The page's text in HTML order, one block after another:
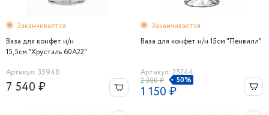
Заканчивается
Ваза для конфет н/н
15,5см."Хрусталь 60A22"
Артикул: 35948
7 540 ₽
Заканчивается
Ваза для конфет н/н 15см."Пенвилл"
Артикул: 25244
2 300 ₽
50%
1 150 ₽